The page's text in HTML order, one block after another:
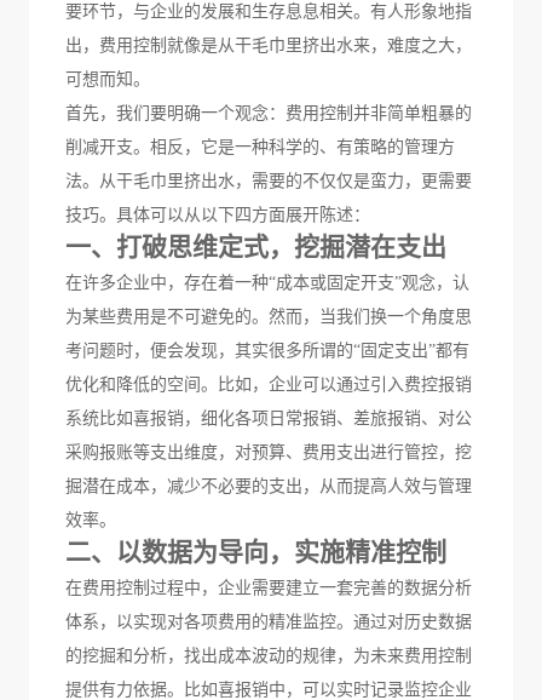
要环节， 与企业的发展和生存息息相关。有人形象地指
出 ，费用控制就像是从干毛巾里挤出水来，难度之大，
可想而知。
首先，我们要明确一个观念：费用控制并非简单粗暴的
削减开支。相反，它是一种科学的、有策略的管理方
法。从干毛巾里挤出水，需要的不仅仅是蛮力 ，更需要
技巧。 具体可以从以下四方面展开陈述：
一、打破思维定式，挖掘潜在支出
在许多企业中，存在着一种“成本或固定开支”观念，认
为某些费用是不可避免的。然而，当我们换一个角度思
考问题时，便会发现，其实很多所谓的“固定支出”都有
优化和降低的空间。比如，企业可以通过引入费控报销
系统比如喜报销，细化各项日常报销、差旅报销、对公
采购报账等支出维度，对预算、费用支出进行管控，挖
掘潜在成本，减少不必要的支出，从而提高人效与管理
效率。
二、以数据为导向，实施精准控制
在费用控制过程中，企业需要建立一套完善的数据分析
体系，以实现对各项费用的精准监控。通过对历史数据
的挖掘和分析，找出成本波动的规律，为未来费用控制
提供有力依据。
比如喜报销中，可以实时记录监控企业